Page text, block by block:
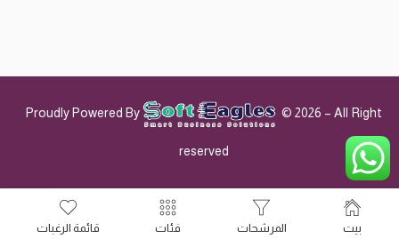
Proudly Powered By © 2026 – All Right
reserved
بيت المرشحات فئات قائمة الرغبات